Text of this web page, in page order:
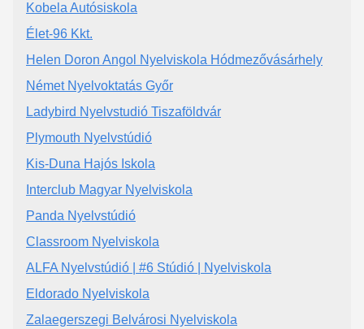
Kobela Autósiskola
Élet-96 Kkt.
Helen Doron Angol Nyelviskola Hódmezővásárhely
Német Nyelvoktatás Győr
Ladybird Nyelvstudió Tiszaföldvár
Plymouth Nyelvstúdió
Kis-Duna Hajós Iskola
Interclub Magyar Nyelviskola
Panda Nyelvstúdió
Classroom Nyelviskola
ALFA Nyelvstúdió | #6 Stúdió | Nyelviskola
Eldorado Nyelviskola
Zalaegerszegi Belvárosi Nyelviskola